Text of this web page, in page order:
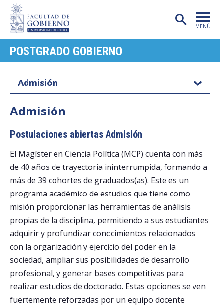
MENÚ
PORTADA
FACULTAD
CARRERAS
INVESTIGACIÓN
EXTENSIÓN
PUBLICACIONES
CENTROS
ADMISIÓN
Estudiantes
Funcionarios
POSTGRADO GOBIERNO
Admisión
Admisión
Postulaciones abiertas Admisión
El Magíster en Ciencia Política (MCP) cuenta con más
de 40 años de trayectoria ininterrumpida, formando a
más de 39 cohortes de graduados(as). Este es un
programa académico de estudios que tiene como
misión proporcionar las herramientas de análisis
propias de la disciplina, permitiendo a sus estudiantes
adquirir y profundizar conocimientos relacionados
con la organización y ejercicio del poder en la
sociedad, ampliar sus posibilidades de desarrollo
profesional, y generar bases competitivas para
realizar estudios de doctorado. Estas opciones se ven
fuertemente reforzadas por un equipo docente